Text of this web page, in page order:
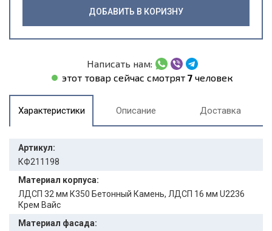
ДОБАВИТЬ В КОРИЗНУ
Написать нам:
этот товар сейчас смотрят 7человек
Характеристики Описание Доставка
Артикул:
КФ211198
Материал корпуса:
ЛДСП 32 мм К350 Бетонный Камень, ЛДСП 16 мм U2236
Крем Вайс
Материал фасада: